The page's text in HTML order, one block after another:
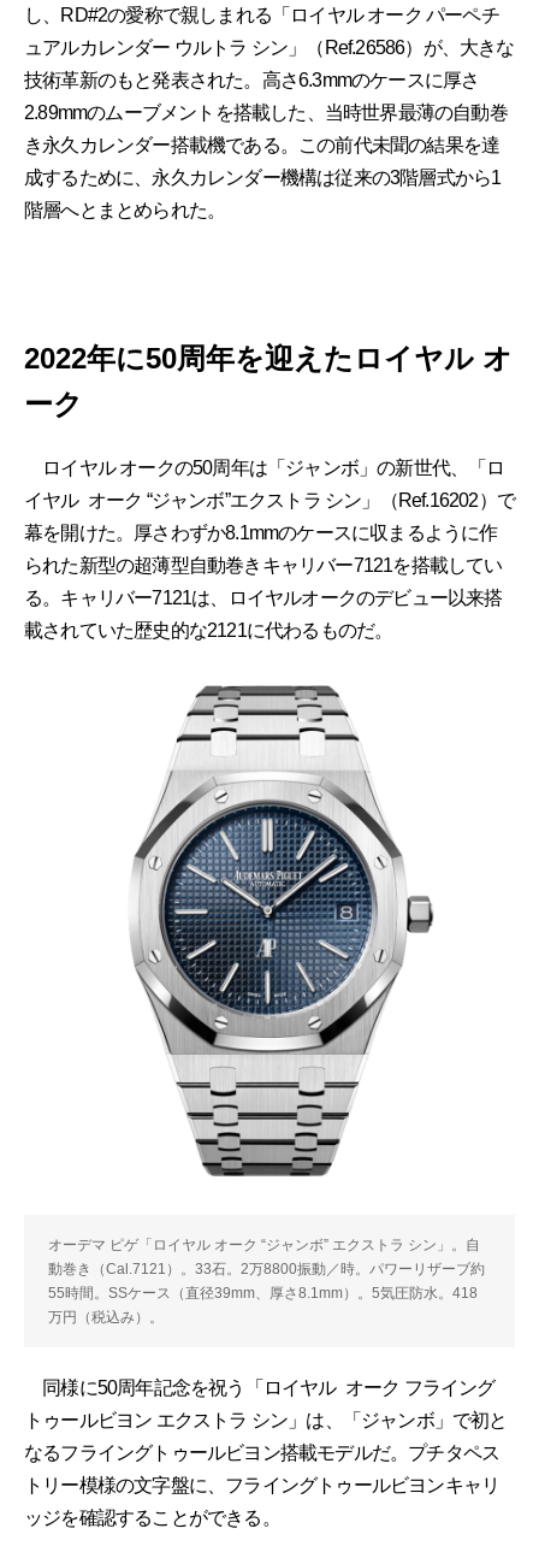
し、RD#2の愛称で親しまれる「ロイヤル オーク パーペチ
ュアルカレンダー ウルトラ シン」（Ref.26586）が、大きな
技術革新のもと発表された。高さ6.3mmのケースに厚さ
2.89mmのムーブメントを搭載した、当時世界最薄の自動巻
き永久カレンダー搭載機である。この前代未聞の結果を達
成するために、永久カレンダー機構は従来の3階層式から1
階層へとまとめられた。
2022年に50周年を迎えたロイヤル オ
ーク
ロイヤル オークの50周年は「ジャンボ」の新世代、「ロ
イヤル オーク “ジャンボ”エクストラ シン」（Ref.16202）で
幕を開けた。厚さわずか8.1mmのケースに収まるように作
られた新型の超薄型自動巻きキャリバー7121を搭載してい
る。キャリバー7121は、ロイヤルオークのデビュー以来搭
載されていた歴史的な2121に代わるものだ。
オーデマ ピゲ「ロイヤル オーク “ジャンボ” エクストラ シン」。自
動巻き（Cal.7121）。33石。2万8800振動／時。パワーリザーブ約
55時間。SSケース（直径39mm、厚さ8.1mm）。5気圧防水。418
万円（税込み）。
同様に50周年記念を祝う「ロイヤル オーク フライング
トゥールビヨン エクストラ シン」は、「ジャンボ」で初と
なるフライングトゥールビヨン搭載モデルだ。プチタペス
トリー模様の文字盤に、フライングトゥールビヨンキャリ
ッジを確認することができる。